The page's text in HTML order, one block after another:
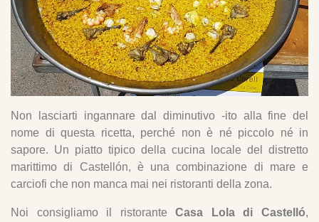
Non lasciarti ingannare dal diminutivo -ito alla fine del
nome di questa ricetta, perché non è né piccolo né in
sapore. Un piatto tipico della cucina locale del distretto
marittimo di Castellón, è una combinazione di mare e
carciofi che non manca mai nei ristoranti della zona.
Noi consigliamo il ristoranteCasa Lola di Castelló,